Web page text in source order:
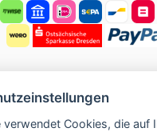
KOSTENLOS ANMELDEN
verwendet Cookies, die auf